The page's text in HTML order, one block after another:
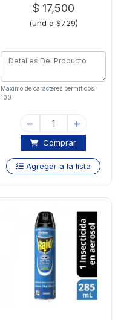
$ 17,500
(und a $729)
Maximo de caracteres permitidos:
100
Comprar
Agregar a la lista